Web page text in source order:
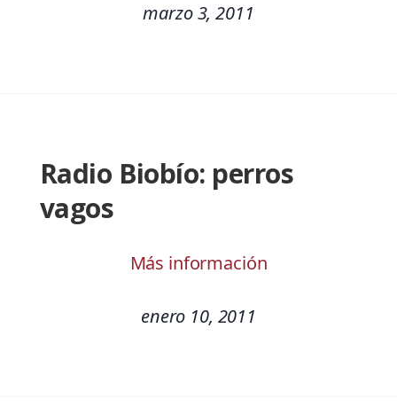
marzo 3, 2011
Radio Biobío: perros
vagos
Más información
enero 10, 2011